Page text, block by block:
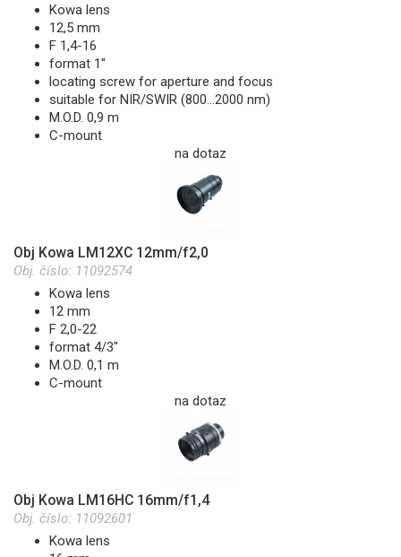
Kowa lens
12,5 mm
F 1,4-16
format 1"
locating screw for aperture and focus
suitable for NIR/SWIR (800...2000 nm)
M.O.D. 0,9 m
C-mount
na dotaz
Obj Kowa LM12XC 12mm/f2,0
Obj. číslo: 11092574
Kowa lens
12 mm
F 2,0-22
format 4/3"
M.O.D. 0,1 m
C-mount
na dotaz
Obj Kowa LM16HC 16mm/f1,4
Obj. číslo: 11092601
Kowa lens